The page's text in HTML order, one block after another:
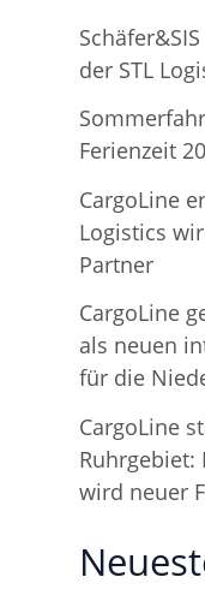
e
n
n
c
h
:
der STL
Ferienzeit
CargoLine
Logistics
Partner
CargoLine
als neuen
für die
CargoLine
Ruhrgebiet:
wird neuer